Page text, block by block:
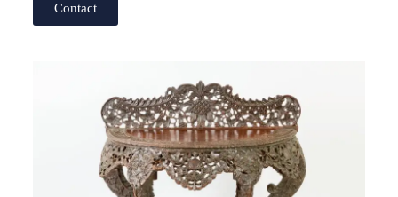
Contact